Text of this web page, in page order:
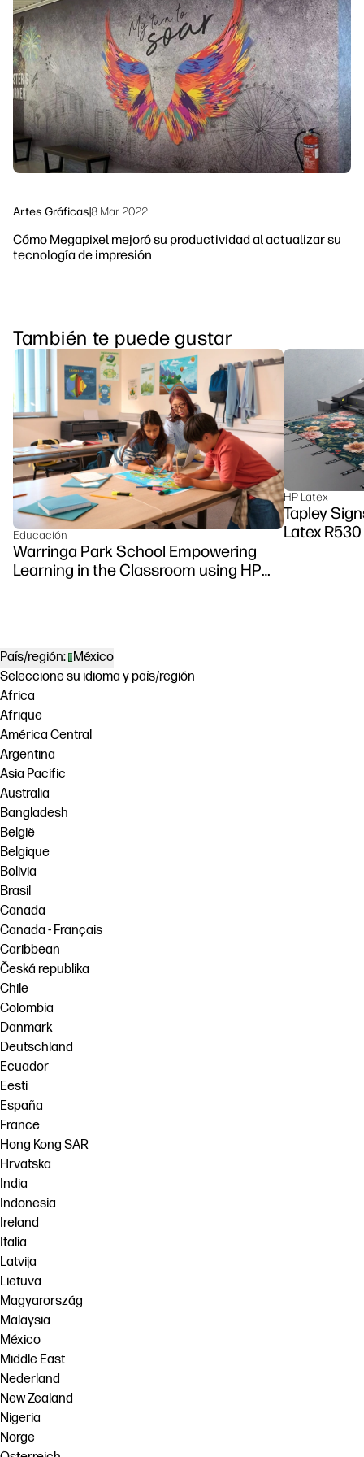
Ponte en contacto con un experto de
HP PrintOS
Síguenos
linkedInfacebook
twitteryoutube
Soluciones de flujo de trabajo
Sostenibilidad
Artes Gráficas|8 Mar 2022
Cómo Megapixel mejoró su productividad al actualizar su
tecnología de impresión
También te puede gustar
Educación
Warringa Park School Empowering
Learning in the Classroom using HP
HP Latex
Tapley
Latex
País/región: México
Seleccione su idioma y país/región
Africa
Afrique
América Central
Argentina
Asia Pacific
Australia
Bangladesh
België
Belgique
Bolivia
Brasil
Canada
Canada - Français
Caribbean
Česká republika
Chile
Colombia
Danmark
Deutschland
Ecuador
Eesti
España
France
Hong Kong SAR
Hrvatska
India
Indonesia
Ireland
Italia
Latvija
Lietuva
Magyarország
Malaysia
México
Middle East
Nederland
New Zealand
Nigeria
Norge